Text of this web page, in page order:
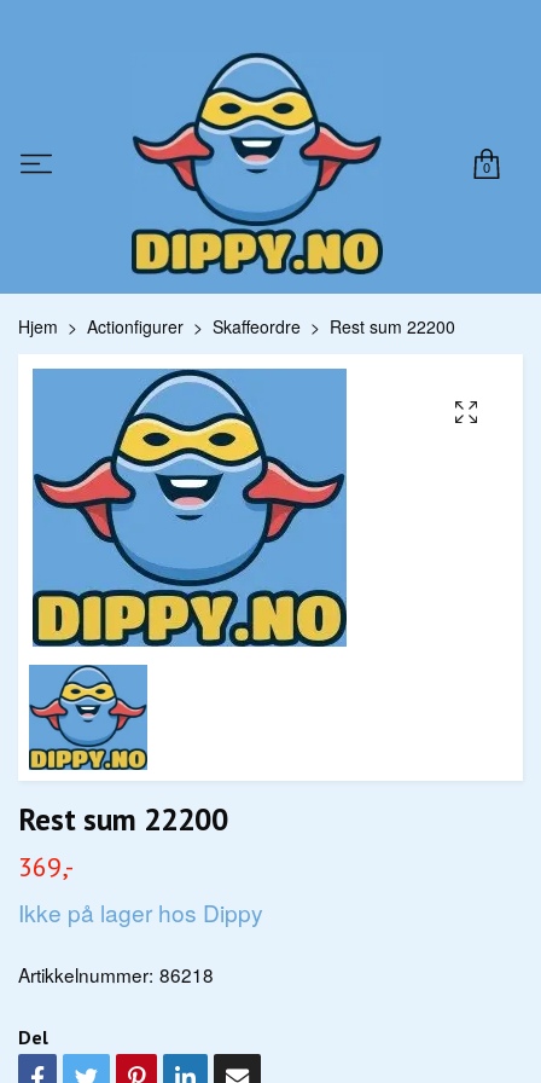
0
Hjem Actionfigurer Skaffeordre Rest sum 22200
Rest sum 22200
369,-
Ikke på lager hos Dippy
Artikkelnummer: 86218
Del